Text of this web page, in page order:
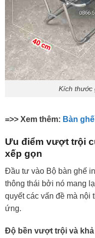
Kích thước
=>> Xem thêm: Bàn
Ưu điểm vượt trội
xếp gọn
Đầu tư vào Bộ bàn ghế
thông thái bởi nó mang
quyết các vấn đề mà nội
ứng.
Độ bền vượt trội và